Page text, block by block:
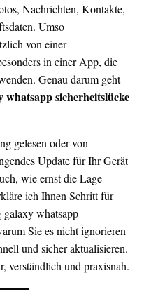
Nachrichten, Kontakte,
Umso
von einer
in einer App, die
Genau darum geht
whatsapp sicherheitslücke
gelesen oder von
Update für Ihr Gerät
wie ernst die Lage
ich Ihnen Schritt für
galaxy whatsapp
Sie es nicht ignorieren
und sicher aktualisieren.
verständlich und praxisnah.